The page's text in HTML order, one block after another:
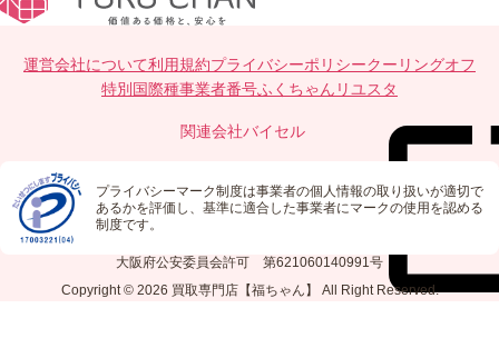
運営会社について利用規約プライバシーポリシークーリングオフ
特別国際種事業者番号ふくちゃんリユスタ
関連会社バイセル
プライバシーマーク制度は事業者の個人情報の取り扱いが適切で
あるかを評価し、基準に適合した事業者にマークの使用を認める
制度です。
大阪府公安委員会許可 第621060140991号
Copyright © 2026 買取専門店【福ちゃん】 All Right Reserved.